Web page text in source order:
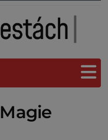
Magie